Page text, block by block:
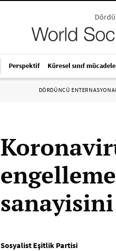
Perspektif Küresel sınıf
DÖRDÜNCÜ
Sosyalist Eşitlik Partisi